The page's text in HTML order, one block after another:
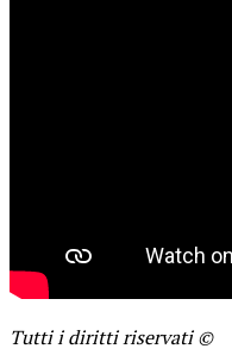
Tutti i diritti riservati ©